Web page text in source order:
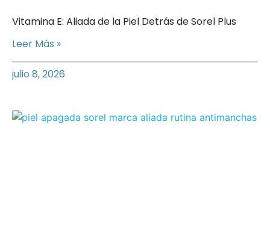
Vitamina E: Aliada de la Piel Detrás de Sorel Plus
Leer Más »
julio 8, 2026